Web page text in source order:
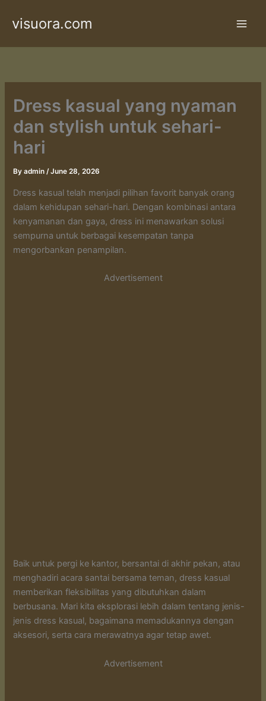
visuora.com
Dress kasual yang nyaman
dan stylish untuk sehari-
hari
Byadmin/June 28, 2026
Dress kasual telah menjadi pilihan favorit banyak orang
dalam kehidupan sehari-hari. Dengan kombinasi antara
kenyamanan dan gaya, dress ini menawarkan solusi
sempurna untuk berbagai kesempatan tanpa
mengorbankan penampilan.
Advertisement
Baik untuk pergi ke kantor, bersantai di akhir pekan, atau
menghadiri acara santai bersama teman, dress kasual
memberikan fleksibilitas yang dibutuhkan dalam
berbusana. Mari kita eksplorasi lebih dalam tentang jenis-
jenis dress kasual, bagaimana memadukannya dengan
aksesori, serta cara merawatnya agar tetap awet.
Advertisement